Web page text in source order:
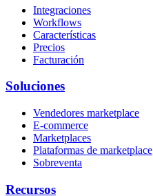
Integraciones
Workflows
Características
Precios
Facturación
Soluciones
Vendedores marketplace
E-commerce
Marketplaces
Plataformas de marketplace
Sobreventa
Recursos